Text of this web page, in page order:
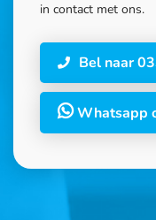
in contact met ons.
Bel naar
Whatsapp